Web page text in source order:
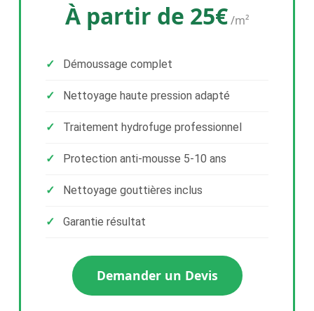
À partir de 25€/m²
Démoussage complet
Nettoyage haute pression adapté
Traitement hydrofuge professionnel
Protection anti-mousse 5-10 ans
Nettoyage gouttières inclus
Garantie résultat
Demander un Devis